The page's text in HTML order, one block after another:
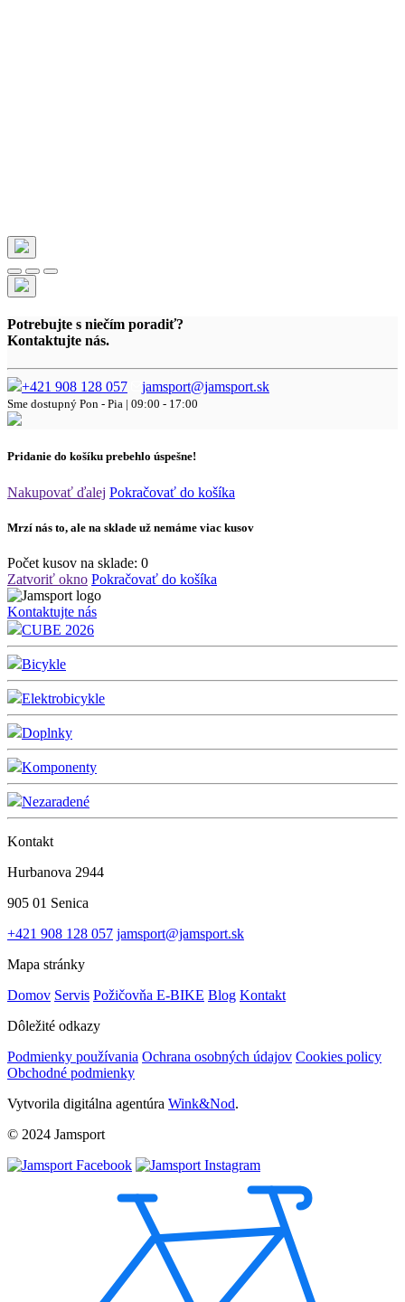
Potrebujte s niečím poradiť?
Kontaktujte nás.
+421 908 128 057 jamsport@jamsport.sk
Sme dostupný Pon - Pia | 09:00 - 17:00
Pridanie do košíku prebehlo úspešne!
Nakupovať ďalej Pokračovať do košíka
Mrzí nás to, ale na sklade už nemáme viac kusov
Počet kusov na sklade: 0
Zatvoriť okno Pokračovať do košíka
Kontaktujte nás
CUBE 2026
Bicykle
Elektrobicykle
Doplnky
Komponenty
Nezaradené
Kontakt
Hurbanova 2944
905 01 Senica
+421 908 128 057 jamsport@jamsport.sk
Mapa stránky
Domov Servis Požičovňa E-BIKE Blog Kontakt
Dôležité odkazy
Podmienky používania Ochrana osobných údajov Cookies policy
Obchodné podmienky
Vytvorila digitálna agentúra Wink&Nod.
© 2024 Jamsport